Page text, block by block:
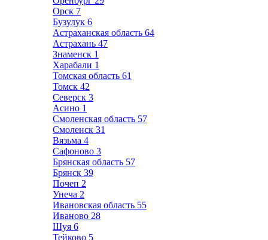
Орск 7
Бузулук 6
Астраханская область 64
Астрахань 47
Знаменск 1
Харабали 1
Томская область 61
Томск 42
Северск 3
Асино 1
Смоленская область 57
Смоленск 31
Вязьма 4
Сафоново 3
Брянская область 57
Брянск 39
Почеп 2
Унеча 2
Ивановская область 55
Иваново 28
Шуя 6
Тейково 5